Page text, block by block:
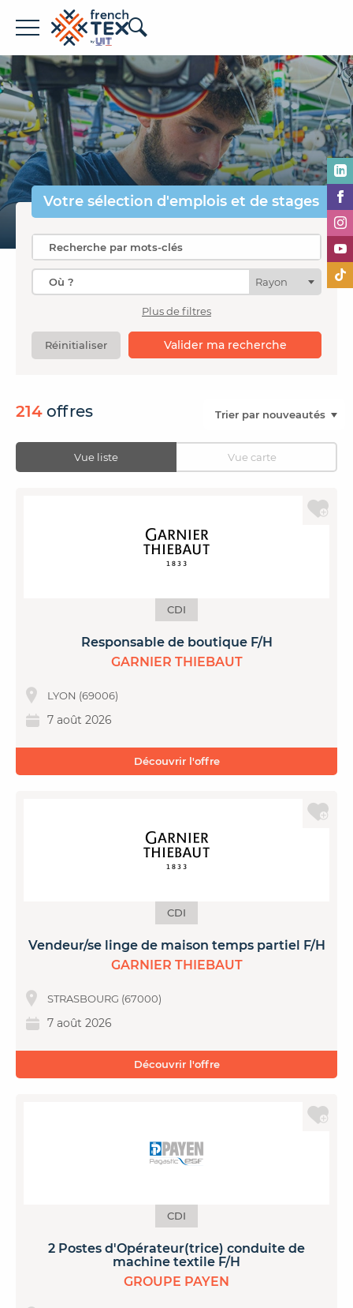
Offres d'emploi
Entreprises
Métiers
Formations
À propos de French TEX
Espace recruteur
Votre sélection d'emplois et de stages
Rayon
Plus de filtres
Valider ma recherche
Réinitialiser
214 offres
Vue liste Vue carte
CDI
Responsable de boutique F/H
GARNIER THIEBAUT
LYON (69006)
7 août 2026
Découvrir l'offre
CDI
Vendeur/se linge de maison temps partiel F/H
GARNIER THIEBAUT
STRASBOURG (67000)
7 août 2026
Découvrir l'offre
CDI
2 Postes d'Opérateur(trice) conduite de
machine textile F/H
GROUPE PAYEN